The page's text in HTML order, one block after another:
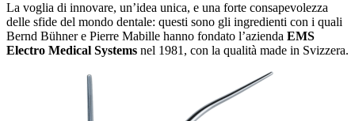
La voglia di innovare, un’idea unica, e una forte consapevolezza
delle sfide del mondo dentale: questi sono gli ingredienti con i quali
Bernd Bühner e Pierre Mabille hanno fondato l’azienda EMS
Electro Medical Systems nel 1981, con la qualità made in Svizzera.